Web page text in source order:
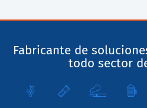
Fabricante de
todo sector